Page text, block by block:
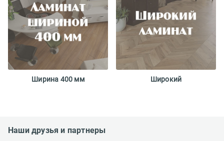
Ширина 400 мм Широкий
Наши друзья и партнеры